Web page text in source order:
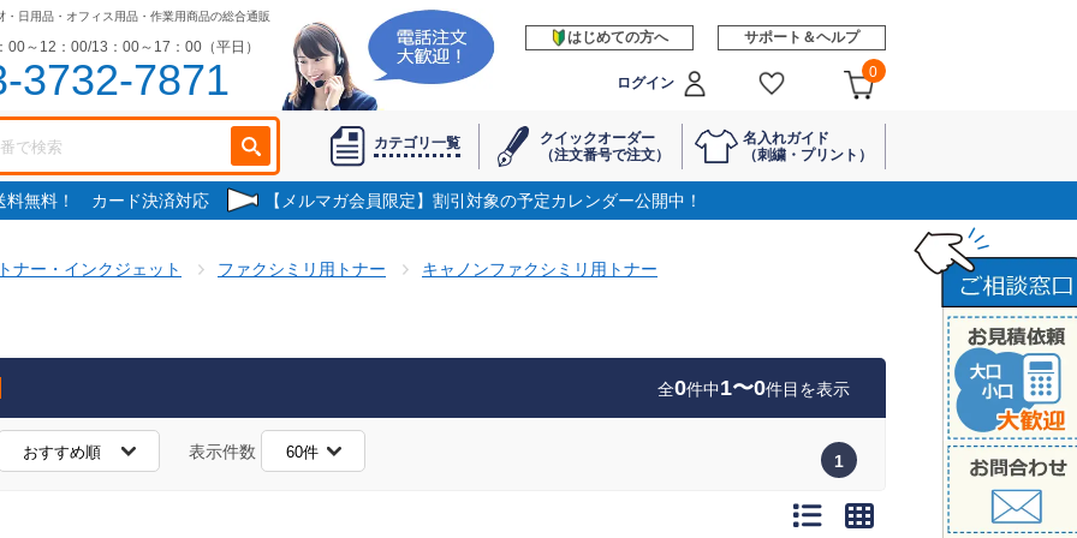
・日用品・オフィス用品・作業用商品の総合通販
00～12：00/13：00～17：00（平日）
3732-7871
はじめての方へ サポート＆ヘルプ
ログイン
0
カテゴリ一覧
クイックオーダー
（注文番号で注文）
名入れガイド
（刺繍・プリント）
料無料！ カード決済対応 【メルマガ会員限定】割引対象の予定カレンダー公開中！
ナー・インクジェット ファクシミリ用トナー キャノンファクシミリ用トナー
全0件中1〜0件目を表示
表示件数 1